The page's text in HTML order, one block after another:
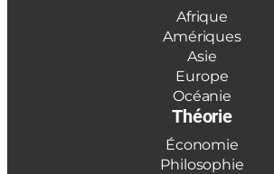
Afrique
Amériques
Asie
Europe
Océanie
Théorie
Économie
Philosophie